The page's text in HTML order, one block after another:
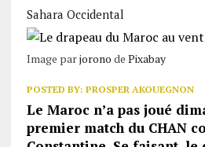
Sahara Occidental
Image parjorono de Pixabay
POSTED BY: PROSPER AKOUEGNON
Le Maroc n’a pas joué
premier match du CHAN